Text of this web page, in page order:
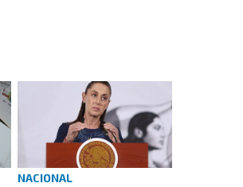
NACIONAL